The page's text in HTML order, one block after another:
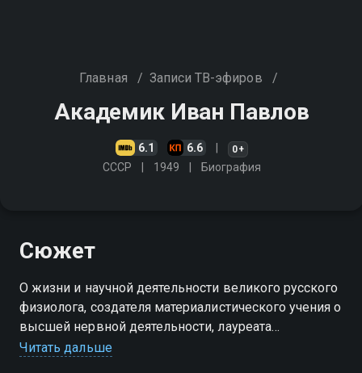
Главная / Записи ТВ-эфиров /
Академик Иван Павлов
6.1 6.6 0+
СССР 1949 Биография
Сюжет
О жизни и научной деятельности великого русского
физиолога, создателя материалистического учения о
высшей нервной деятельности, лауреата
Нобелевской премии, почётного доктора
Читать дальше